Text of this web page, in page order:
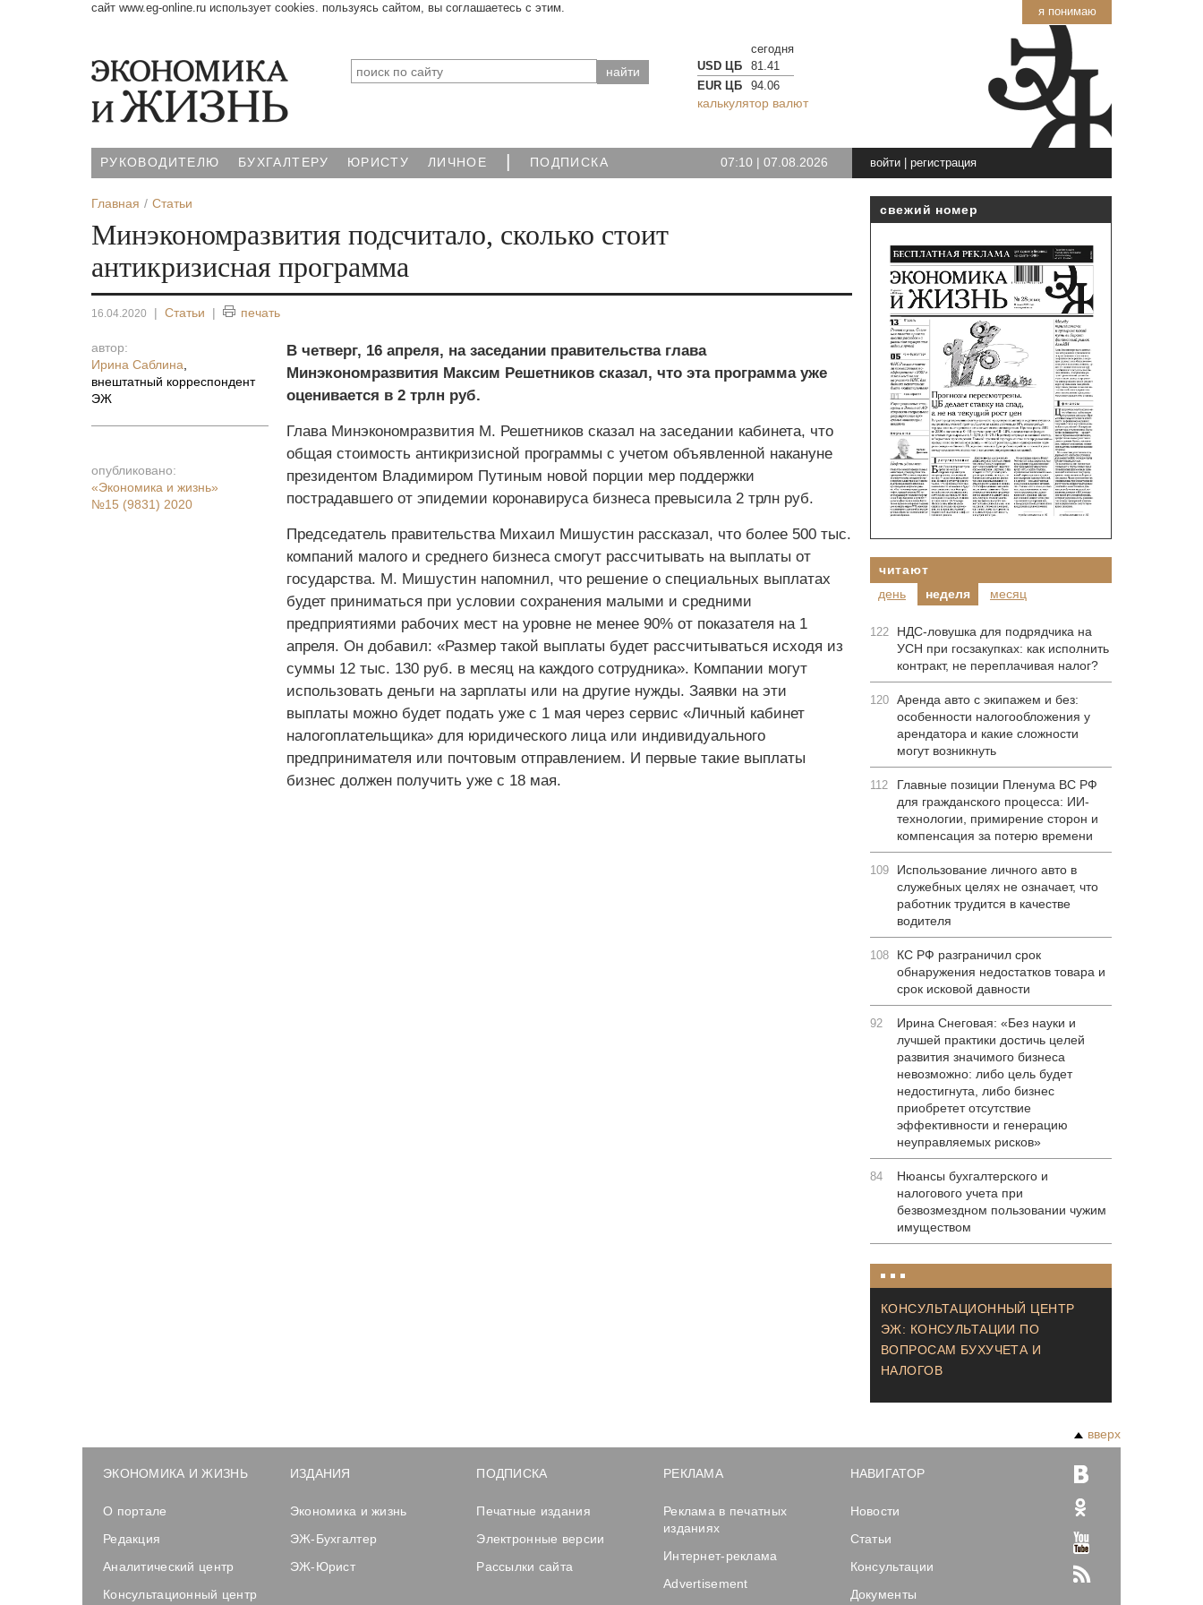
я понимаю
сайт www.eg-online.ru использует cookies. пользуясь сайтом, вы соглашаетесь с этим.
сегодня
USD ЦБ
81.41
EUR ЦБ
94.06
калькулятор валют
РУКОВОДИТЕЛЮ БУХГАЛТЕРУ ЮРИСТУ ЛИЧНОЕ | ПОДПИСКА 07:10 | 07.08.2026 войти| регистрация
Главная Статьи
Минэкономразвития подсчитало, сколько стоит
антикризисная программа
16.04.2020 | Статьи | печать
автор:
Ирина Саблина
внештатный корреспондент
ЭЖ
опубликовано:
«Экономика и жизнь»
№15 (9831) 2020
В четверг, 16 апреля, на заседании правительства глава
Минэкономразвития Максим Решетников сказал, что эта программа уже
оценивается в 2 трлн руб.
Глава Минэкономразвития М. Решетников сказал на заседании кабинета, что
общая стоимость антикризисной программы с учетом объявленной накануне
президентом Владимиром Путиным новой порции мер поддержки
пострадавшего от эпидемии коронавируса бизнеса превысила 2 трлн руб.
Председатель правительства Михаил Мишустин рассказал, что более 500 тыс.
компаний малого и среднего бизнеса смогут рассчитывать на выплаты от
государства. М. Мишустин напомнил, что решение о специальных выплатах
будет приниматься при условии сохранения малыми и средними
предприятиями рабочих мест на уровне не менее 90% от показателя на 1
апреля. Он добавил: «Размер такой выплаты будет рассчитываться исходя из
суммы 12 тыс. 130 руб. в месяц на каждого сотрудника». Компании могут
использовать деньги на зарплаты или на другие нужды. Заявки на эти
выплаты можно будет подать уже с 1 мая через сервис «Личный кабинет
налогоплательщика» для юридического лица или индивидуального
предпринимателя или почтовым отправлением. И первые такие выплаты
бизнес должен получить уже с 18 мая.
свежий номер
читают
день
неделя месяц
122
НДС-ловушка для подрядчика на
УСН при госзакупках: как исполнить
контракт, не переплачивая налог?
120 Аренда авто с экипажем и без:
особенности налогообложения у
арендатора и какие сложности
могут возникнуть
112
Главные позиции Пленума ВС РФ
для гражданского процесса: ИИ-
технологии, примирение сторон и
компенсация за потерю времени
109
Использование личного авто в
служебных целях не означает, что
работник трудится в качестве
водителя
108
КС РФ разграничил срок
обнаружения недостатков товара и
срок исковой давности
92
Ирина Снеговая: «Без науки и
лучшей практики достичь целей
развития значимого бизнеса
невозможно: либо цель будет
недостигнута, либо бизнес
приобретет отсутствие
эффективности и генерацию
неуправляемых рисков»
84
Нюансы бухгалтерского и
налогового учета при
безвозмездном пользовании чужим
имуществом
КОНСУЛЬТАЦИОННЫЙ ЦЕНТР
ЭЖ: КОНСУЛЬТАЦИИ ПО
ВОПРОСАМ БУХУЧЕТА И
НАЛОГОВ
вверх
ЭКОНОМИКА И ЖИЗНЬ
О портале
Редакция
Аналитический центр
Консультационный центр
ИЗДАНИЯ
Экономика и жизнь
ЭЖ-Бухгалтер
ЭЖ-Юрист
ПОДПИСКА
Печатные издания
Электронные версии
Рассылки сайта
РЕКЛАМА
Реклама в печатных
изданиях
Интернет-реклама
Advertisement
НАВИГАТОР
Новости
Статьи
Консультации
Документы